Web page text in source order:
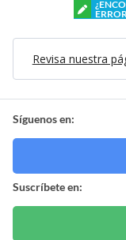
Revisa nuestra
Síguenos en:
Suscríbete en: